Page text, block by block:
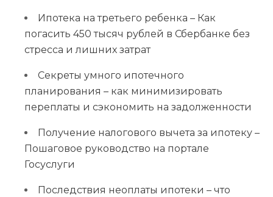
Ипотека на третьего ребенка – Как
погасить 450 тысяч рублей в Сбербанке без
стресса и лишних затрат
Секреты умного ипотечного
планирования – как минимизировать
переплаты и сэкономить на задолженности
Получение налогового вычета за ипотеку –
Пошаговое руководство на портале
Госуслуги
Последствия неоплаты ипотеки – что